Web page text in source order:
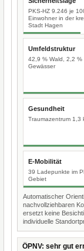
PKS-HZ 9.246 je
Einwohner in der
Stadt Hagen
Umfeldstruktur
42,9 % Wald, 2,2 %
Gewässer
Gesundheit
Traumazentrum 1,3
E-Mobilität
39 Ladepunkte im
Gebiet
Automatischer
nachvollziehbaren
ersetzt keine
individuelle
ÖPNV: sehr gut